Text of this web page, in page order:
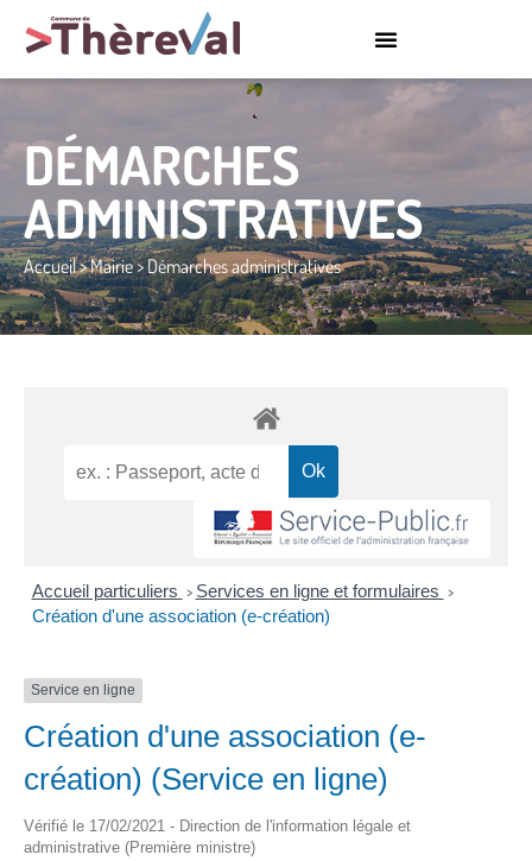
DÉMARCHES
ADMINISTRATIVES
Accueil>Mairie>Démarches administratives
Accueil particuliers > Services en ligne et formulaires >
Création d'une association (e-création)
Service en ligne
Création d'une association (e-
création) (Service en ligne)
Vérifié le 17/02/2021 - Direction de l'information légale et
administrative (Première ministre)